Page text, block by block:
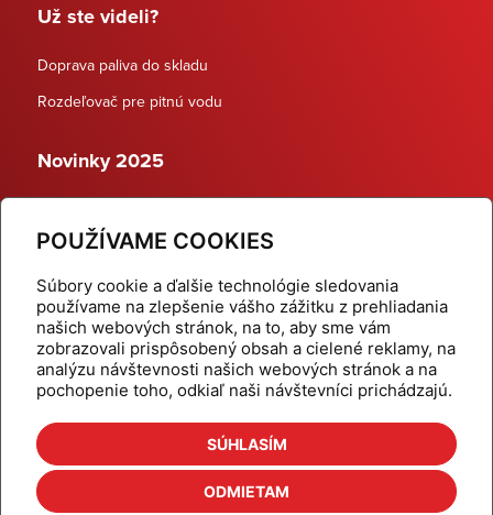
POUŽÍVAME COOKIES
Súbory cookie a ďalšie technológie sledovania
používame na zlepšenie vášho zážitku z prehliadania
našich webových stránok, na to, aby sme vám
zobrazovali prispôsobený obsah a cielené reklamy, na
analýzu návštevnosti našich webových stránok a na
pochopenie toho, odkiaľ naši návštevníci prichádzajú.
SÚHLASÍM
ODMIETAM
Už ste videli?
Doprava paliva do skladu
Rozdeľovač pre pitnú vodu
Novinky 2025
Dynamické termostatické ventily
Domov
Produkty
Aktuality
Odber šikovné tipy
Kalkulačky
Cenníky
Na stiahnutie
Referencie
Kontakt